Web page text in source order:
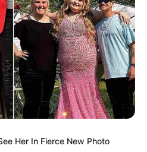
Her In Fierce New Photo